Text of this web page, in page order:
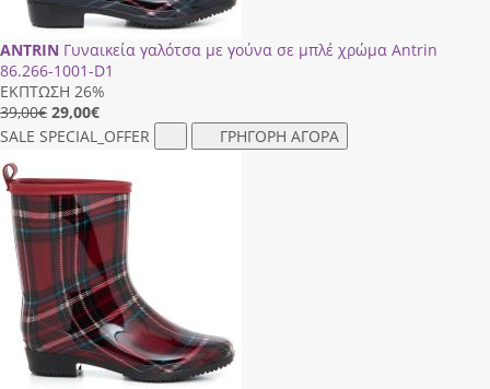
ANTRIN Γυναικεία γαλότσα με γούνα σε μπλέ χρώμα Antrin
86.266-1001-D1
ΕΚΠΤΩΣΗ 26%
39,00€ 29,00€
SALE SPECIAL_OFFER ΓΡΗΓΟΡΗ ΑΓΟΡΑ